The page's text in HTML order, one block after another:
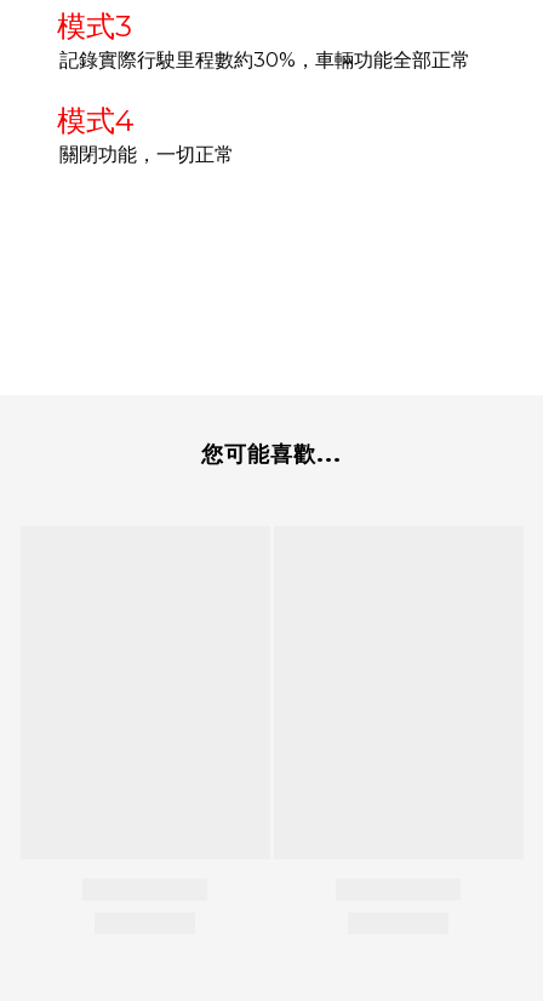
模式3
記錄實際行駛里程數約30%，車輛功能全部正常
模式4
關閉功能，一切正常
您可能喜歡...